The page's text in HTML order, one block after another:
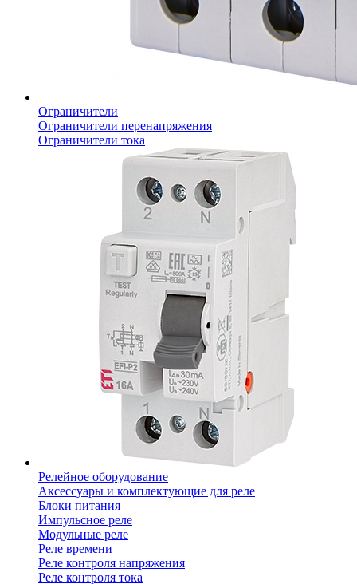
Ограничители
Ограничители перенапряжения
Ограничители тока
Релейное оборудование
Аксессуары и комплектующие для реле
Блоки питания
Импульсное реле
Модульные реле
Реле времени
Реле контроля напряжения
Реле контроля тока